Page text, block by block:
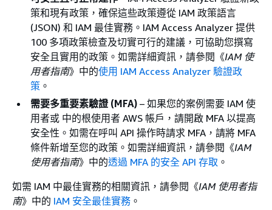
策和現有政策，確保這些政策遵從 IAM 政策語言
(JSON) 和 IAM 最佳實務。IAM Access Analyzer 提供
100 多項政策檢查及切實可行的建議，可協助您撰寫
安全且實用的政策。如需詳細資訊，請參閱《IAM 使
用者指南》中的使用 IAM Access Analyzer 驗證政
策 。
需要多重要素驗證 (MFA) – 如果您的案例需要 IAM 使
用者或 中的根使用者 AWS 帳戶，請開啟 MFA 以提高
安全性。如需在呼叫 API 操作時請求 MFA，請將 MFA
條件新增至您的政策。如需詳細資訊，請參閱《IAM
使用者指南》中的透過 MFA 的安全 API 存取 。
如需 IAM 中最佳實務的相關資訊，請參閱《IAM 使用者指
南》中的 IAM 安全最佳實務 。